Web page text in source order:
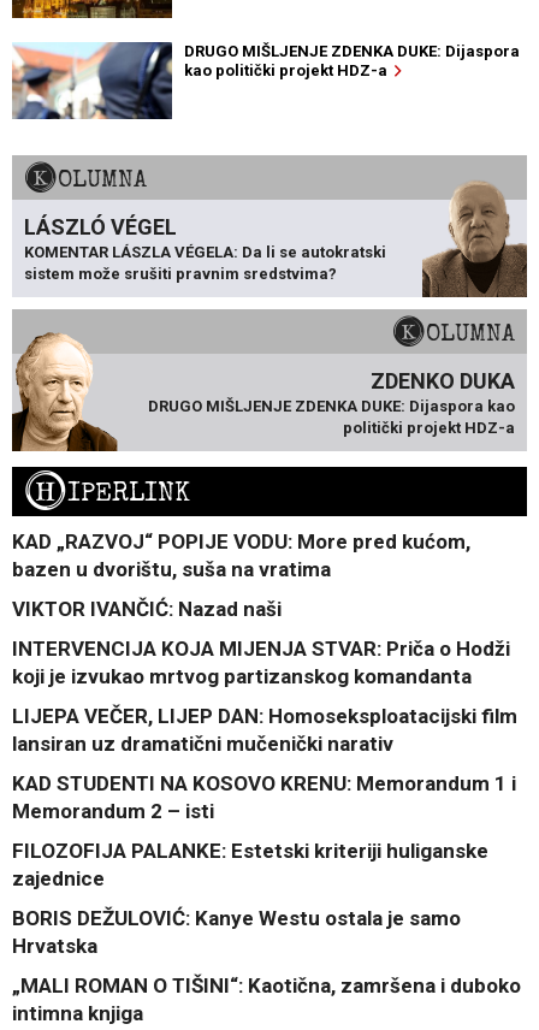
DRUGO MIŠLJENJE ZDENKA DUKE: Dijaspora
kao politički projekt HDZ-a
KOLUMNA
LÁSZLÓ VÉGEL
KOMENTAR LÁSZLA VÉGELA: Da li se autokratski
sistem može srušiti pravnim sredstvima?
KOLUMNA
ZDENKO DUKA
DRUGO MIŠLJENJE ZDENKA DUKE: Dijaspora kao
politički projekt HDZ-a
HIPERLINK
KAD „RAZVOJ“ POPIJE VODU: More pred kućom,
bazen u dvorištu, suša na vratima
VIKTOR IVANČIĆ: Nazad naši
INTERVENCIJA KOJA MIJENJA STVAR: Priča o Hodži
koji je izvukao mrtvog partizanskog komandanta
LIJEPA VEČER, LIJEP DAN: Homoseksploatacijski film
lansiran uz dramatični mučenički narativ
KAD STUDENTI NA KOSOVO KRENU: Memorandum 1 i
Memorandum 2 – isti
FILOZOFIJA PALANKE: Estetski kriteriji huliganske
zajednice
BORIS DEŽULOVIĆ: Kanye Westu ostala je samo
Hrvatska
„MALI ROMAN O TIŠINI“: Kaotična, zamršena i duboko
intimna knjiga